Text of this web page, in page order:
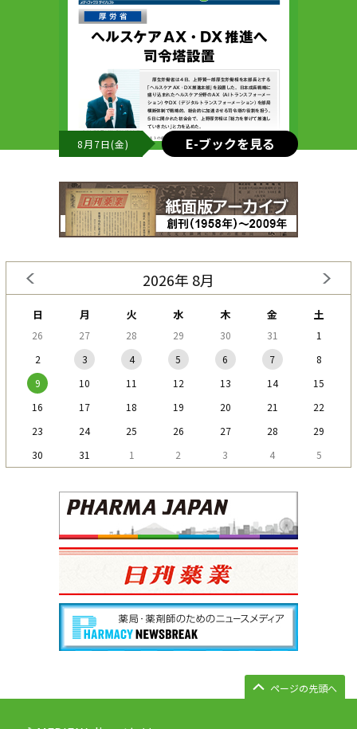
8月7日(金) E-ブックを見る
2026年 8月
日 月 火 水 木 金 土
26 27 28 29 30 31
1
2
3 4 5 6 7
8
9
10 11 12 13 14
15
16
17 18 19 20 21
22
23
24 25 26 27 28
29
30
31 1 2 3 4 5
ページの先頭へ